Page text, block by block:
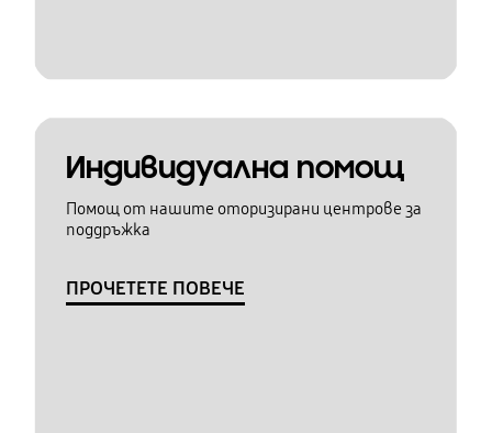
Индивидуална помощ
Помощ от нашите оторизирани центрове за
поддръжка
ПРОЧЕТЕТЕ ПОВЕЧЕ